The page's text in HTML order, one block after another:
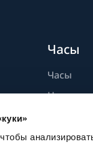
Часы
Часы
Новые